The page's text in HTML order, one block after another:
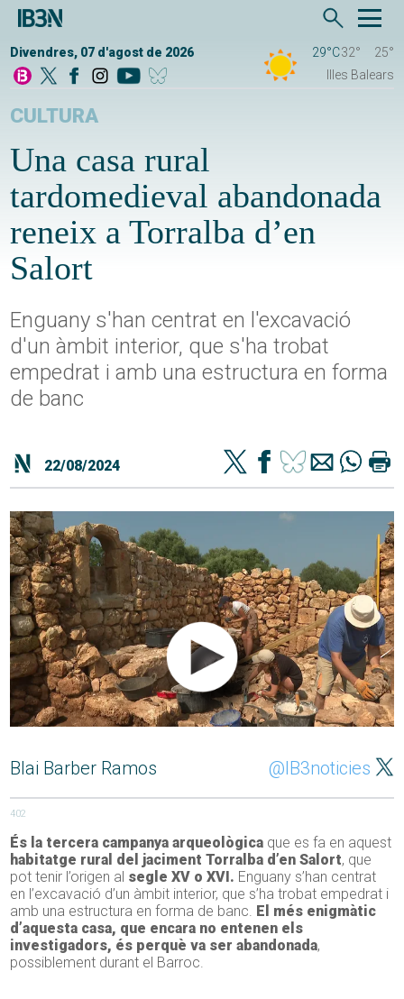
Divendres, 07 d'agost de 2026 29°C32°
25°
Illes Balears
CULTURA
Una casa rural
tardomedieval abandonada
reneix a Torralba d’en
Salort
Enguany s'han centrat en l'excavació
d'un àmbit interior, que s'ha trobat
empedrat i amb una estructura en forma
de banc
22/08/2024
Blai Barber Ramos @IB3noticies
402
És la tercera campanya arqueològica que es fa en aquest
habitatge rural del jaciment Torralba d’en Salort, que
pot tenir l’origen al segle XV o XVI. Enguany s’han centrat
en l’excavació d’un àmbit interior, que s’ha trobat empedrat i
amb una estructura en forma de banc. El més enigmàtic
d’aquesta casa, que encara no entenen els
investigadors, és perquè va ser abandonada,
possiblement durant el Barroc.